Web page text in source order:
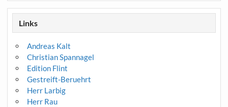
Links
Andreas Kalt
Christian Spannagel
Edition Flint
Gestreift-Beruehrt
Herr Larbig
Herr Rau